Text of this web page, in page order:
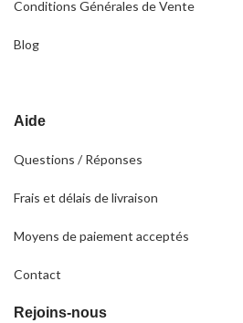
Conditions Générales de Vente
Blog
Aide
Questions / Réponses
Frais et délais de livraison
Moyens de paiement acceptés
Contact
Rejoins-nous